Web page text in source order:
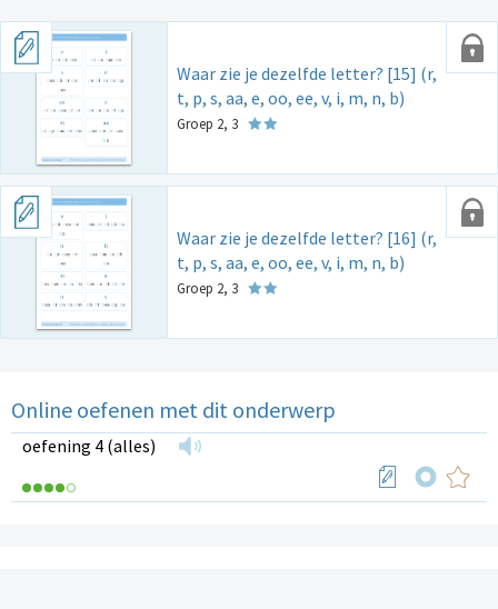
Waar zie je dezelfde letter? [15] (r,
t, p, s, aa, e, oo, ee, v, i, m, n, b)
Groep 2, 3
Waar zie je dezelfde letter? [16] (r,
t, p, s, aa, e, oo, ee, v, i, m, n, b)
Groep 2, 3
Online oefenen met dit onderwerp
oefening 4 (alles)